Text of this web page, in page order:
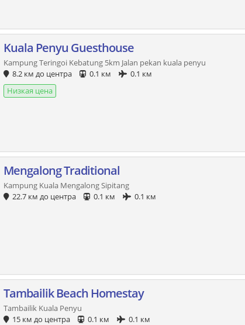
Kuala Penyu Guesthouse
Kampung Teringoi Kebatung 5km Jalan pekan kuala penyu
8.2 км до центра
0.1 км
0.1 км
Низкая цена
Mengalong Traditional
Kampung Kuala Mengalong Sipitang
22.7 км до центра
0.1 км 0.1 км
Tambailik Beach Homestay
Tambailik Kuala Penyu
15 км до центра
0.1 км 0.1 км